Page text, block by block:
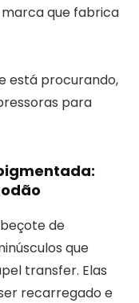
marca que fabrica
está procurando,
para
de
que
transfer. Elas
recarregado e